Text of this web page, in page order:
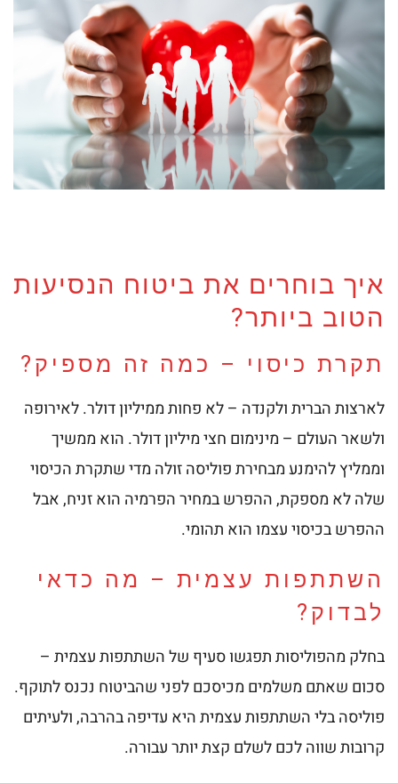
איך בוחרים את ביטוח הנסיעות
הטוב ביותר?
תקרת כיסוי – כמה זה מספיק?
לארצות הברית ולקנדה – לא פחות ממיליון דולר. לאירופה
ולשאר העולם – מינימום חצי מיליון דולר. הוא ממשיך
וממליץ להימנע מבחירת פוליסה זולה מדי שתקרת הכיסוי
שלה לא מספקת, ההפרש במחיר הפרמיה הוא זניח, אבל
ההפרש בכיסוי עצמו הוא תהומי.
השתתפות עצמית – מה כדאי
לבדוק?
בחלק מהפוליסות תפגשו סעיף של השתתפות עצמית –
סכום שאתם משלמים מכיסכם לפני שהביטוח נכנס לתוקף.
פוליסה בלי השתתפות עצמית היא עדיפה בהרבה, ולעיתים
קרובות שווה לכם לשלם קצת יותר עבורה.